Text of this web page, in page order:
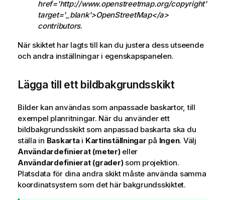
n
f
o
m
a
n
href='http://www.openstreetmap.org/copyright'
target='_blank'>OpenStreetMap</a>
contributors.
När skiktet har lagts till kan du justera dess utseende
och andra inställningar i egenskapspanelen.
Lägga till ett bildbakgrundsskikt
Bilder kan användas som anpassade baskartor, till
exempel planritningar. När du använder ett
bildbakgrundsskikt som anpassad baskarta ska du
ställa in Baskarta i Kartinställningar på Ingen. Välj
Användardefinierat (meter)eller
Användardefinierat (grader)som projektion.
Platsdata för dina andra skikt måste använda samma
koordinatsystem som det här bakgrundsskiktet.